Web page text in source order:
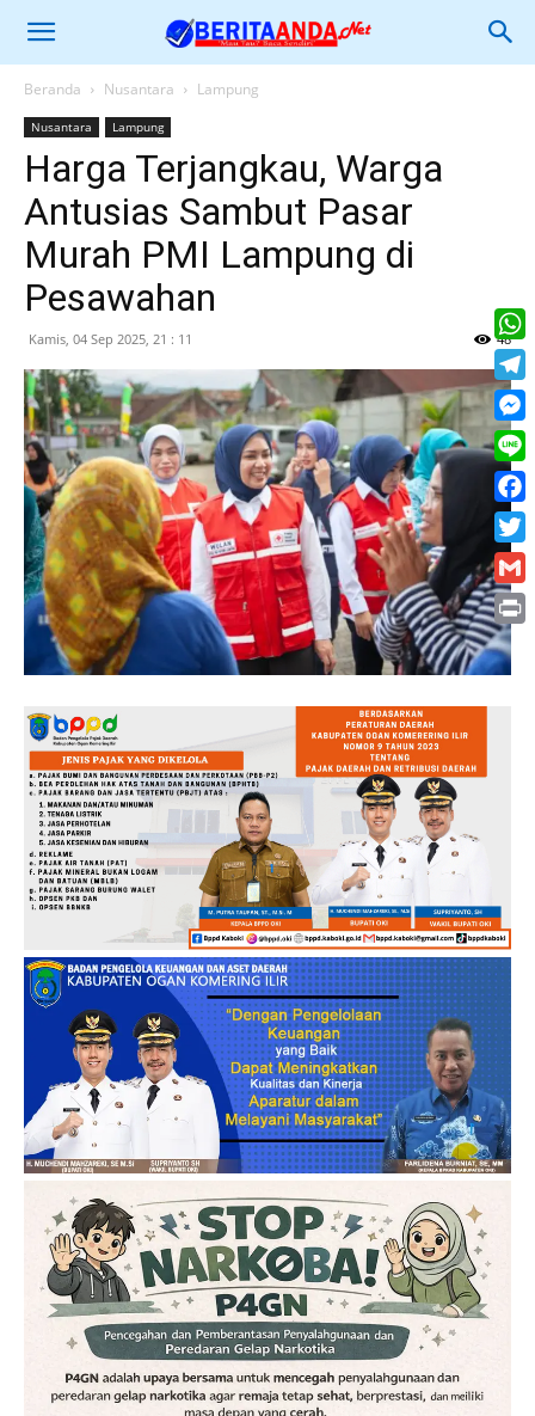
Beranda Nusantara Lampung
Nusantara Lampung
Harga Terjangkau, Warga
Antusias Sambut Pasar
Murah PMI Lampung di
Pesawahan
Kamis, 04 Sep 2025, 21 : 11 48
Line
Print